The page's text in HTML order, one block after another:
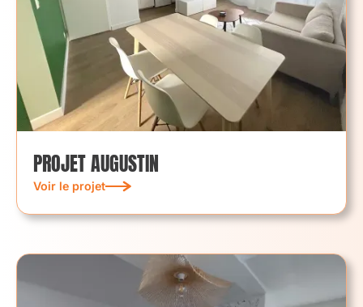
PROJET AUGUSTIN
Voir le projet